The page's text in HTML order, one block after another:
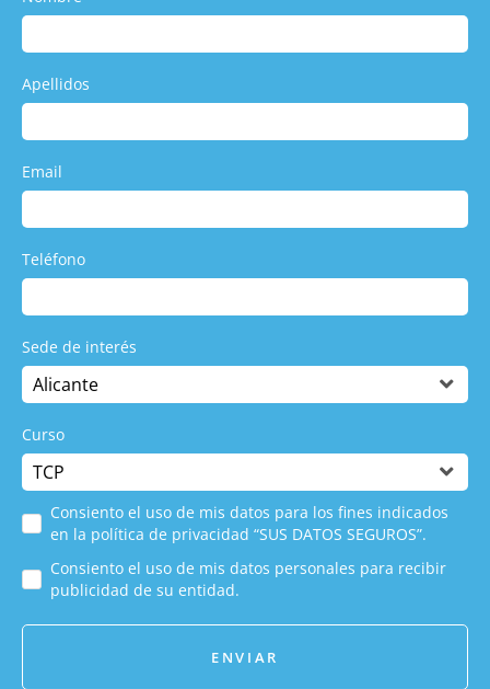
Apellidos
Email
Teléfono
Sede de interés
Curso
Consiento el uso de mis datos para los fines indicados
en la política de privacidad “SUS DATOS SEGUROS”.
Consiento el uso de mis datos personales para recibir
publicidad de su entidad.
ENVIAR